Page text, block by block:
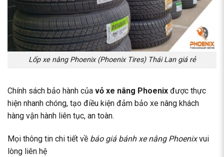
Lốp xe nâng Phoenix (Phoenix Tires) Thái Lan giá rẻ
Chính sách bảo hành của vỏ xe nâng Phoenix được thực
hiện nhanh chóng, tạo điều kiện đảm bảo xe nâng khách
hàng vận hành liên tục, an toàn.
Mọi thông tin chi tiết về báo giá bánh xe nâng Phoenixvui
lòng liên hệ